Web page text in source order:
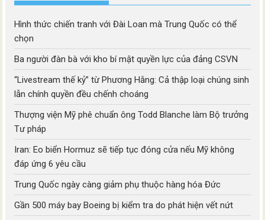
Hình thức chiến tranh với Đài Loan mà Trung Quốc có thể
chọn
Ba người đàn bà với kho bí mật quyền lực của đảng CSVN
“Livestream thế kỷ” từ Phương Hằng: Cả thập loại chúng sinh
lẫn chính quyền đều chếnh choáng
Thượng viện Mỹ phê chuẩn ông Todd Blanche làm Bộ trưởng
Tư pháp
Iran: Eo biển Hormuz sẽ tiếp tục đóng cửa nếu Mỹ không
đáp ứng 6 yêu cầu
Trung Quốc ngày càng giảm phụ thuộc hàng hóa Đức
Gần 500 máy bay Boeing bị kiểm tra do phát hiện vết nứt